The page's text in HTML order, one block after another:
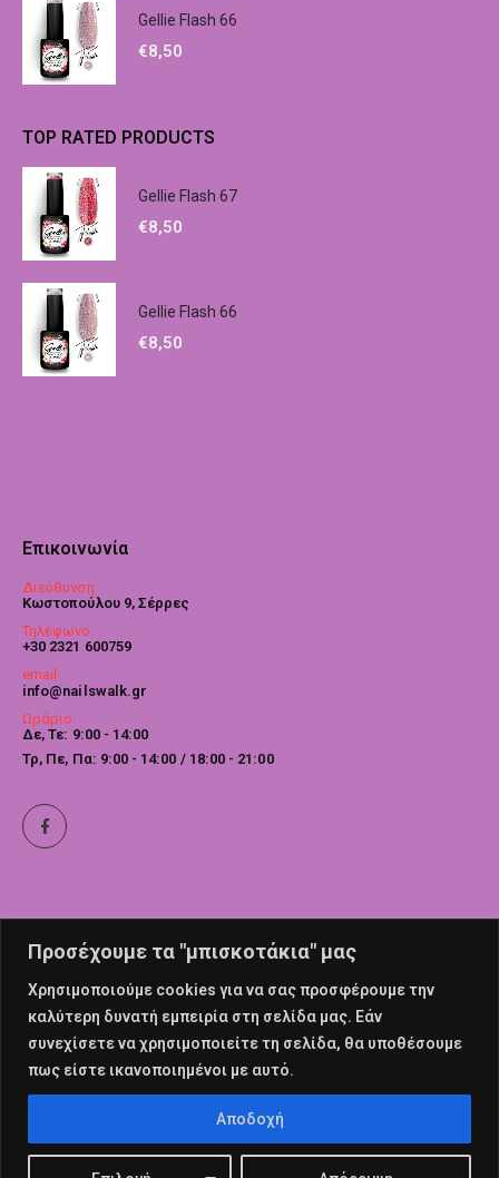
Προσέχουμε τα "μπισκοτάκια" μας
Χρησιμοποιούμε cookies για να σας προσφέρουμε την
καλύτερη δυνατή εμπειρία στη σελίδα μας. Εάν
συνεχίσετε να χρησιμοποιείτε τη σελίδα, θα υποθέσουμε
πως είστε ικανοποιημένοι με αυτό.
Αποδοχή
Gellie Flash 66
€8,50
TOP RATED PRODUCTS
Gellie Flash 67
€8,50
Gellie Flash 66
€8,50
Επικοινωνία
Διεύθυνση:
Κωστοπούλου 9, Σέρρες
Τηλέφωνο:
+30 2321 600759
email:
info@nailswalk.gr
Ωράριο:
Δε, Τε: 9:00 - 14:00
Τρ, Πε, Πα: 9:00 - 14:00 / 18:00 - 21:00
© nailswalk 2022. All Rights Reserved